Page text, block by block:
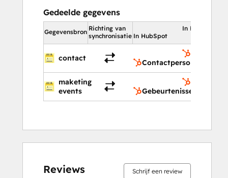
Gedeelde gegevens
Gegevensbron Richting van
synchronisatie
In HubSpot
In HubSpot
contact
Contactpersonen
maketing
events
Gebeurtenissen
Reviews Schrijf een review